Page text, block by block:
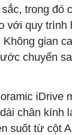
trong đó
với quy trình
gian
chuyển
iDrive
chân kính
suốt từ cột